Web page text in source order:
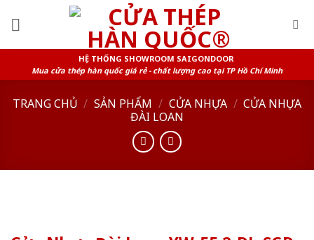
HỆ THỐNG SHOWROOM SAIGONDOOR
Mua cửa thép hàn quốc giá rẻ - chất lượng cao tại TP Hồ Chí Minh
TRANG CHỦ / SẢN PHẨM / CỬA NHỰA / CỬA NHỰA
ĐÀI LOAN